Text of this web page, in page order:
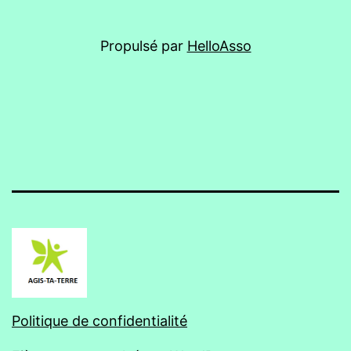
Propulsé par HelloAsso
Politique de confidentialité